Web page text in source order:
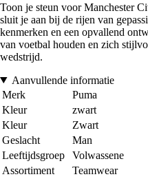
Toon je steun voor Manchester
sluit je aan bij de rijen van
kenmerken en een opvallend
van voetbal houden en zich
wedstrijd.
Aanvullende informatie
Merk
Puma
Kleur
zwart
Kleur
Zwart
Geslacht
Man
Leeftijdsgroep
Volwassene
Assortiment
Teamwear